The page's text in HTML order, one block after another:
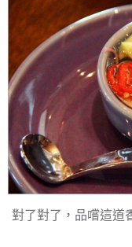
對了對了，品嚐這道